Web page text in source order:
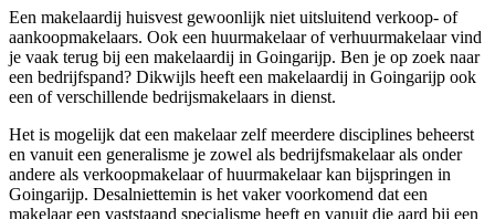
Een makelaardij huisvest gewoonlijk niet uitsluitend verkoop- of
aankoopmakelaars. Ook een huurmakelaar of verhuurmakelaar vind
je vaak terug bij een makelaardij in Goingarijp. Ben je op zoek naar
een bedrijfspand? Dikwijls heeft een makelaardij in Goingarijp ook
een of verschillende bedrijsmakelaars in dienst.
Het is mogelijk dat een makelaar zelf meerdere disciplines beheerst
en vanuit een generalisme je zowel als bedrijfsmakelaar als onder
andere als verkoopmakelaar of huurmakelaar kan bijspringen in
Goingarijp. Desalniettemin is het vaker voorkomend dat een
makelaar een vaststaand specialisme heeft en vanuit die aard bij een